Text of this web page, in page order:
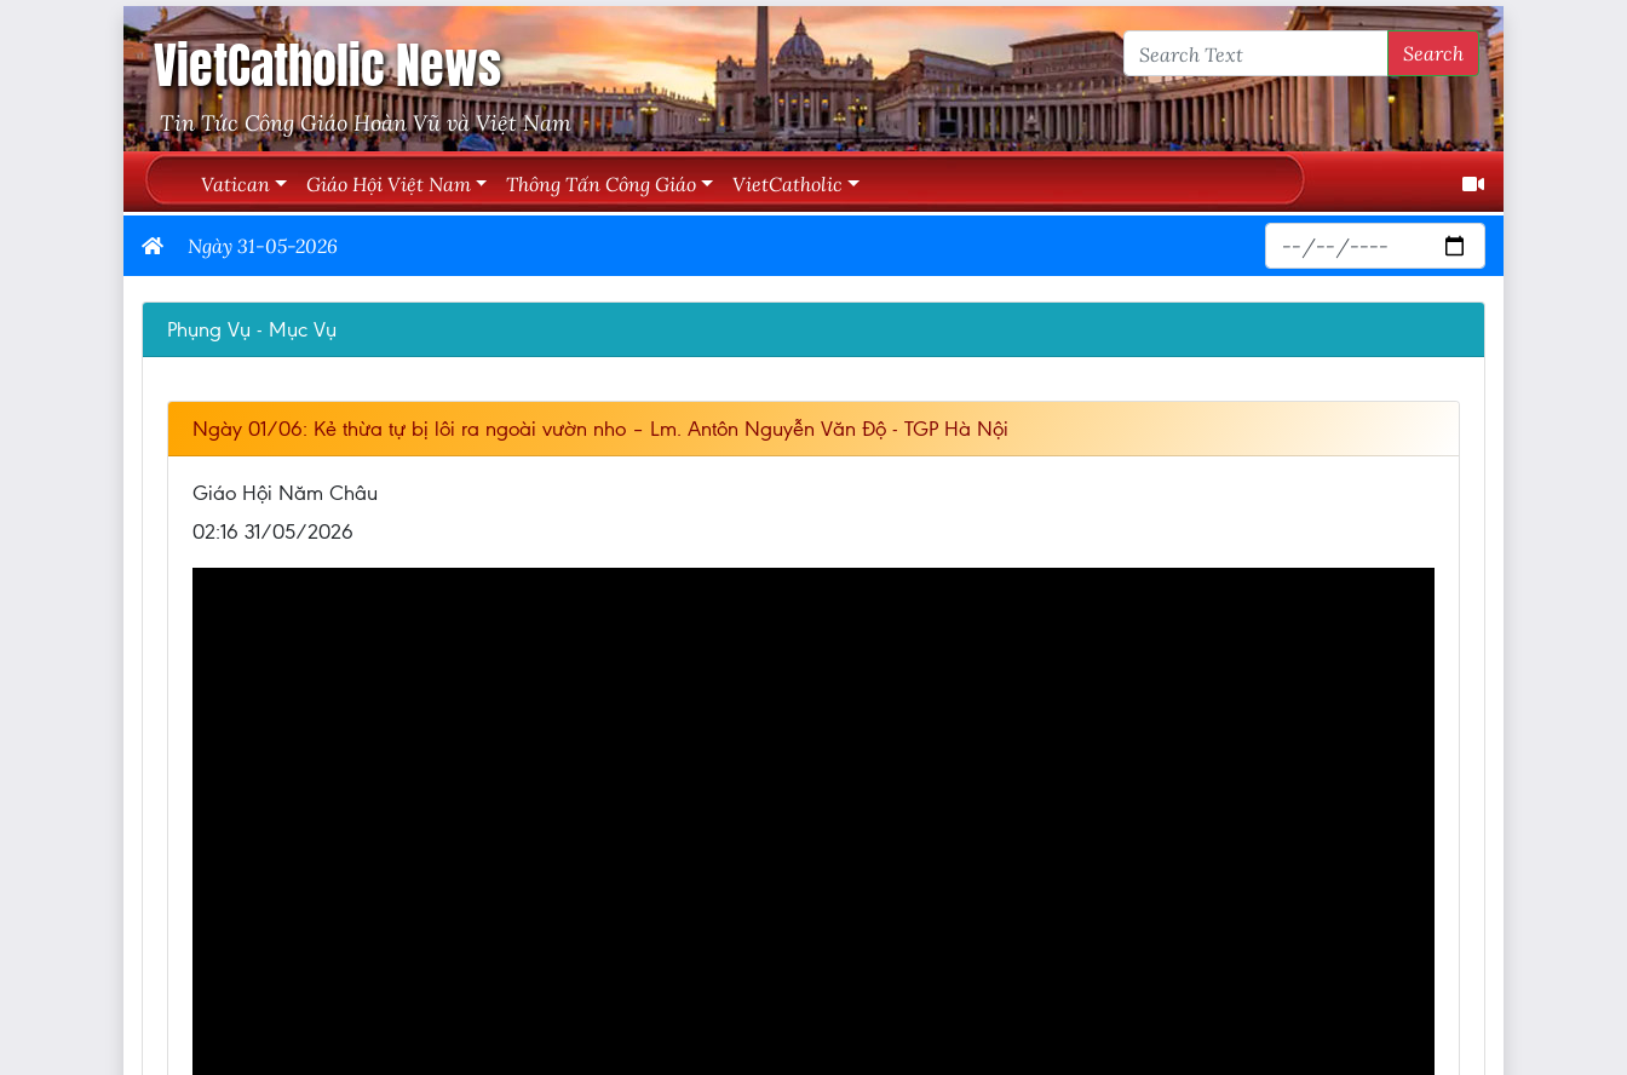
VietCatholic News
Tin Tức Công Giáo Hoàn Vũ và Việt Nam
Search
Vatican Giáo Hội Việt Nam Thông Tấn Công Giáo VietCatholic
Ngày 31-05-2026
Phụng Vụ - Mục Vụ
Ngày 01/06: Kẻ thừa tự bị lôi ra ngoài vườn nho – Lm. Antôn Nguyễn Văn Độ - TGP Hà Nội
Giáo Hội Năm Châu
02:16 31/05/2026